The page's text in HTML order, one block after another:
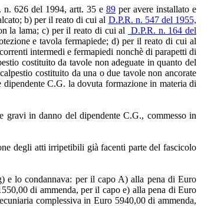
n. 626 del 1994, artt. 35 e 89 per avere installato e
b) per il reato di cui al D.P.R. n. 547 del 1955,
la lama; c) per il reato di cui al
D.P.R. n. 164 del
e tavola fermapiede; d) per il reato di cui al
intermedi e fermapiedi nonchè di parapetti di
costituito da tavole non adeguate in quanto del
costituito da una o due tavole non ancorate
dipendente C.G. la dovuta formazione in materia di
in danno del dipendente C.G., commesso in
degli atti irripetibili già facenti parte del fascicolo
e lo condannava: per il capo A) alla pena di Euro
di ammenda, per il capo e) alla pena di Euro
complessiva in Euro 5940,00 di ammenda,